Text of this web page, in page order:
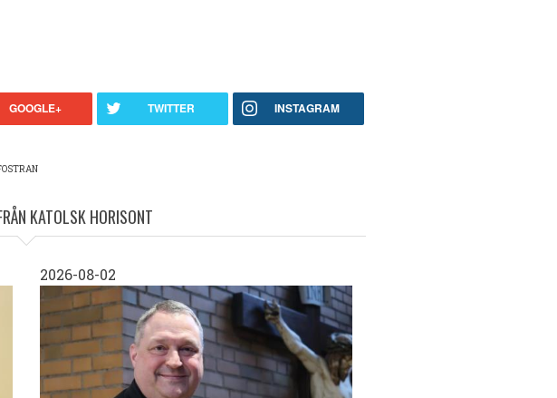
GOOGLE+ TWITTER INSTAGRAM
KATOLSK HORISONT
2026-08-02